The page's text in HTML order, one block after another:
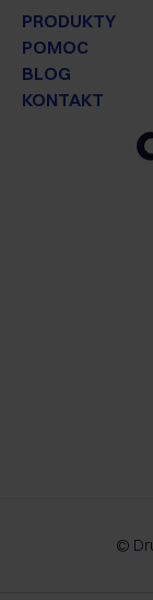
PRODUKTY
POMOC
BLOG
KONTAKT
©